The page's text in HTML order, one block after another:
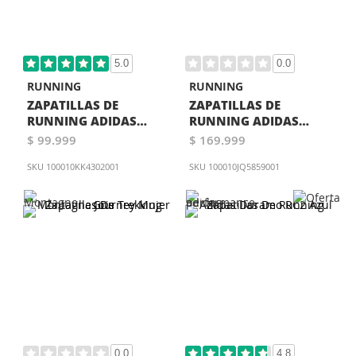
5.0
RUNNING
ZAPATILLAS DE
RUNNING ADIDAS
RESPONSE RUNNER 2
$ 99.999
SKU 100010KK4302001
0.0
RUNNING
ZAPATILLAS DE
RUNNING ADIDAS
SUPERNOVA EASE 2
$ 169.999
SKU 100010JQ5859001
0.0 4.8